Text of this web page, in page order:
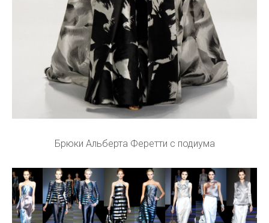
Брюки Альберта Феретти с подиума